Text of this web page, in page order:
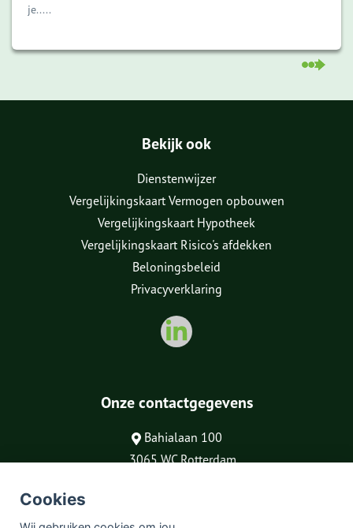
Cookies
je.....
Bekijk ook
Dienstenwijzer
Vergelijkingskaart Vermogen opbouwen
Vergelijkingskaart Hypotheek
Vergelijkingskaart Risico's afdekken
Beloningsbeleid
Privacyverklaring
Onze contactgegevens
Bahialaan 100
3065 WC Rotterdam